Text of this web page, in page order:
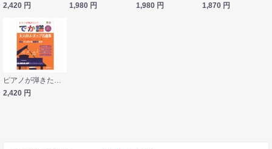
2,420 円
1,980 円
1,980 円
1,870 円
2,420 円